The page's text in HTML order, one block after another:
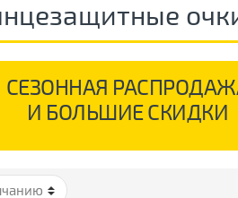
СЕЗОННАЯ
И БОЛЬШИЕ СКИДКИ